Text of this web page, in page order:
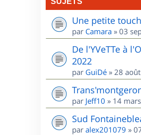
Une petite
par Camara » 03
De l'YVeTTe à
2022
par GuiDé » 28
par Jeff10 » 14
Sud
par alex201079 »